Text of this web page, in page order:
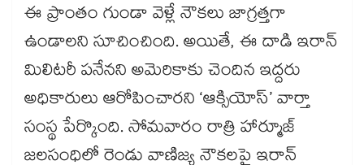
ఈ ప్రాంతం గుండా వెళ్లే నౌకలు జాగ్రత్తగా
ఉండాలని సూచించింది. అయితే, ఈ దాడి ఇరాన్
మిలిటరీ పనేనని అమెరికాకు చెందిన ఇద్దరు
అధికారులు ఆరోపించారని ‘ఆక్సియోస్’ వార్తా
సంస్థ పేర్కొంది. సోమవారం రాత్రి హార్మూజ్
జలసంధిలో రెండు వాణిజ్య నౌకలపై ఇరాన్